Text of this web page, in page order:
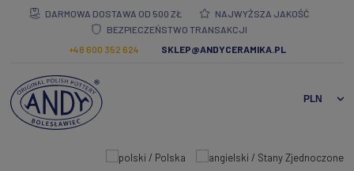
DARMOWA DOSTAWA OD 500 ZŁ
NAJWYŻSZA JAKOŚĆ
BEZPIECZEŃSTWO TRANSAKCJI
+48 600 352 624
SKLEP@ANDYCERAMIKA.PL